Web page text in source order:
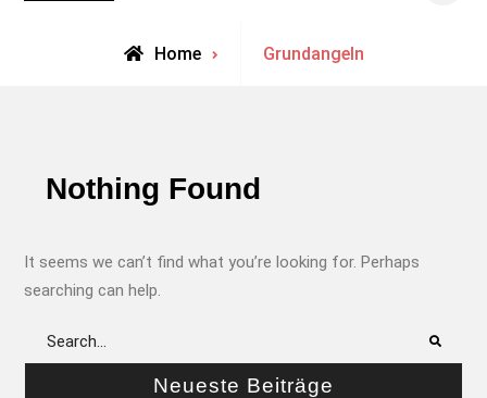
Home
Archive
Grundangeln
Nothing Found
It seems we can’t find what you’re looking for. Perhaps
searching can help.
Search
for:
Neueste Beiträge